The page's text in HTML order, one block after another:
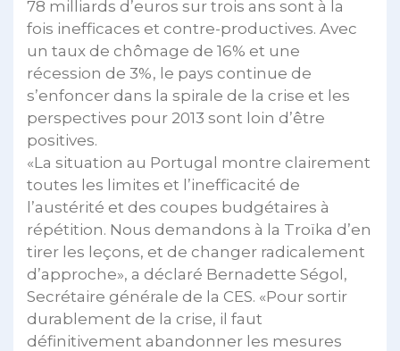
78 milliards d’euros sur trois ans sont à la
fois inefficaces et contre-productives. Avec
un taux de chômage de 16% et une
récession de 3%, le pays continue de
s’enfoncer dans la spirale de la crise et les
perspectives pour 2013 sont loin d’être
positives.
«La situation au Portugal montre clairement
toutes les limites et l’inefficacité de
l’austérité et des coupes budgétaires à
répétition. Nous demandons à la Troïka d’en
tirer les leçons, et de changer radicalement
d’approche», a déclaré Bernadette Ségol,
Secrétaire générale de la CES. «Pour sortir
durablement de la crise, il faut
définitivement abandonner les mesures